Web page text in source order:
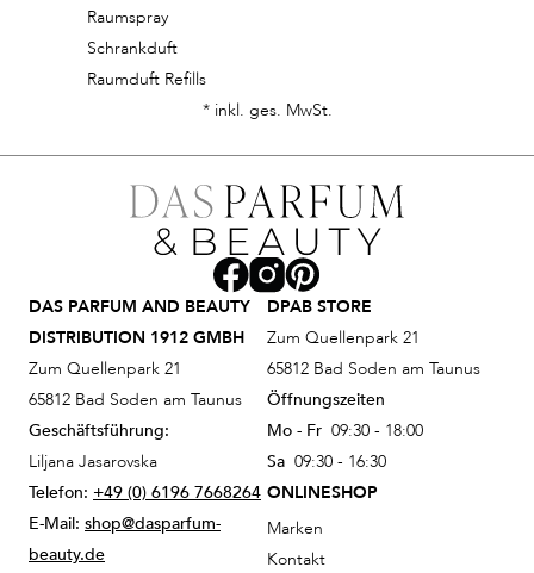
Raumspray
Schrankduft
Raumduft Refills
* inkl. ges. MwSt.
DAS PARFUM AND BEAUTY
DISTRIBUTION 1912 GMBH
Zum Quellenpark 21
65812 Bad Soden am Taunus
Geschäftsführung:
Liljana Jasarovska
Telefon: +49 (0) 6196 7668264
E-Mail: shop@dasparfum-
beauty.de
DPAB STORE
Zum Quellenpark 21
65812 Bad Soden am Taunus
Öffnungszeiten
Mo - Fr 09:30 - 18:00
Sa 09:30 - 16:30
ONLINESHOP
Marken
Kontakt